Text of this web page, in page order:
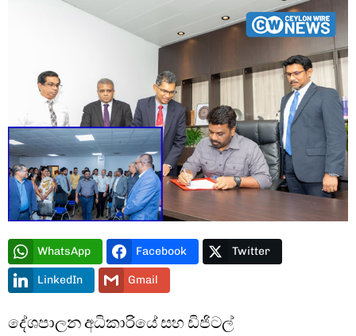
Type and hit enter
WhatsApp Facebook Twitter
LinkedIn Gmail
දේශපාලන අධිකාරියේ සහ ඩිජිටල්